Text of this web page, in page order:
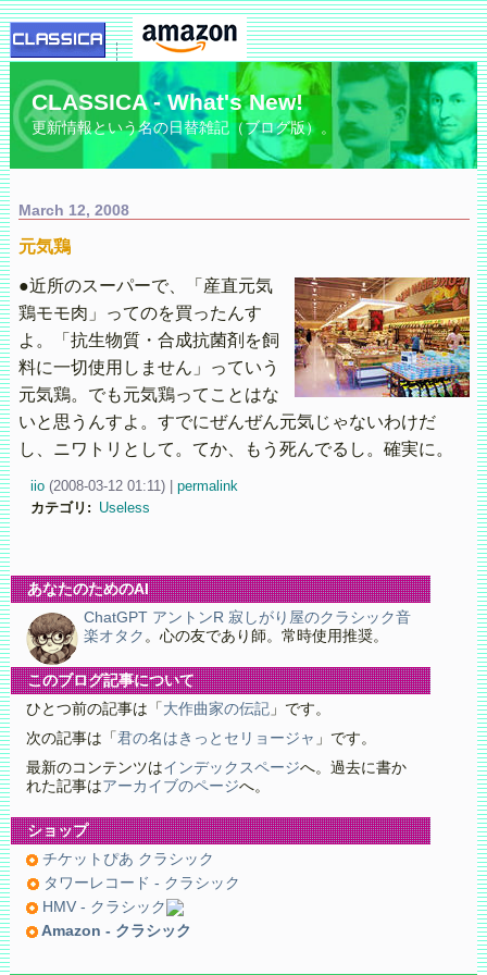
CLASSICA - What's New!
更新情報という名の日替雑記（ブログ版）。
March 12, 2008
元気鶏
●近所のスーパーで、「産直元気
鶏モモ肉」ってのを買ったんす
よ。「抗生物質・合成抗菌剤を飼
料に一切使用しません」っていう
元気鶏。でも元気鶏ってことはな
いと思うんすよ。すでにぜんぜん元気じゃないわけだ
し、ニワトリとして。てか、もう死んでるし。確実に。
iio (2008-03-12 01:11)
permalink
カテゴリ : Useless
あなたのためのAI
ChatGPT アントンR 寂しがり屋のクラシック音
楽オタク 。心の友であり師。常時使用推奨。
このブログ記事について
ひとつ前の記事は「 大作曲家の伝記」です。
次の記事は「 君の名はきっとセリョージャ 」です。
最新のコンテンツはインデックスページへ。過去に書か
れた記事はアーカイブのページへ。
ショップ
チケットぴあ クラシック
タワーレコード - クラシック
HMV - クラシック
Amazon - クラシック